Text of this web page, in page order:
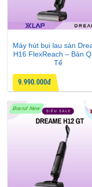
Máy hút bụi lau sàn
H16 FlexReach – Bản
Tế
9.990.000đ
Brand New